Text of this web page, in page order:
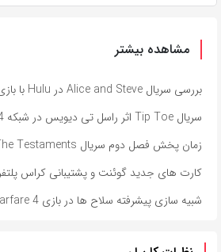
مشاهده بیشتر
بررسی سریال Alice and Steve در Hulu با بازی نیکولا واکر
سریال Tip Toe اثر راسل تی دیویس در شبکه Channel 4
زمان پخش فصل دوم سریال The Testaments و جزئیات داستان
کارت های جدید گوئنت و پشتیبانی کراس
شبیه سازی پیشرفته سلاح ها در بازی Call of Duty Modern Warfare 4